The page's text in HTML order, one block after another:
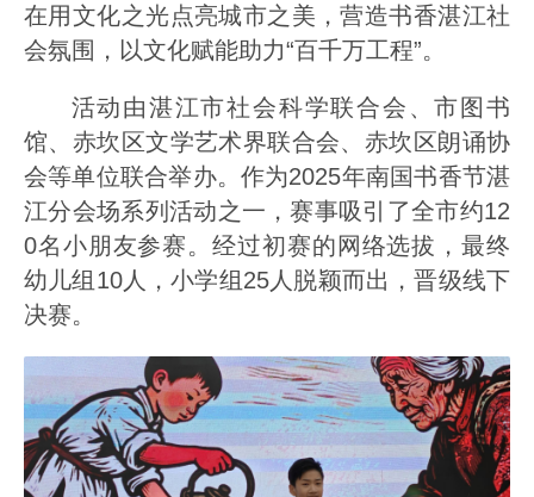
在用文化之光点亮城市之美，营造书香湛江社
会氛围，以文化赋能助力“百千万工程”。
活动由湛江市社会科学联合会、市图书
馆、赤坎区文学艺术界联合会、赤坎区朗诵协
会等单位联合举办。作为2025年南国书香节湛
江分会场系列活动之一，赛事吸引了全市约12
0名小朋友参赛。经过初赛的网络选拔，最终
幼儿组10人，小学组25人脱颖而出，晋级线下
决赛。